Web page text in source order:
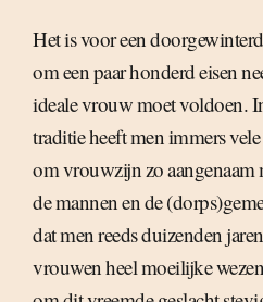
Het is voor een
om een paar honderd eisen
ideale vrouw moet voldoen.
traditie heeft men immers
om vrouwzijn zo
de mannen en de
dat men reeds duizenden
vrouwen heel moeilijke